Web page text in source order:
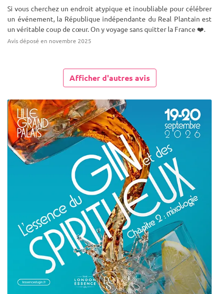
Si vous cherchez un endroit atypique et inoubliable pour célébrer
un événement, la République indépendante du Real Plantain est
un véritable coup de cœur. On y voyage sans quitter la France ❤️.
Avis déposé en novembre 2025
Afficher d'autres avis